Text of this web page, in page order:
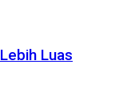
Luas